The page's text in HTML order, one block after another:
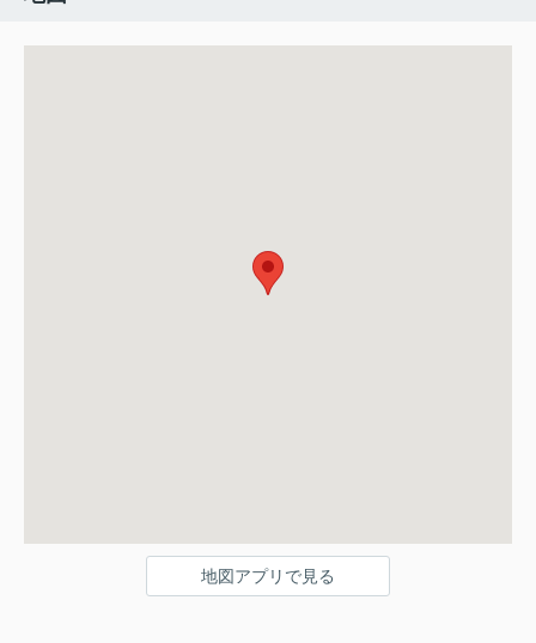
地図アプリで見る